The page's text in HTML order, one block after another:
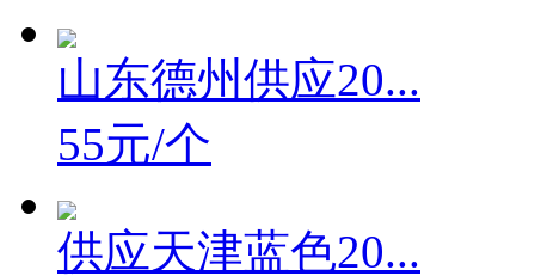
55元/个
山东德州供应20...
55元/个